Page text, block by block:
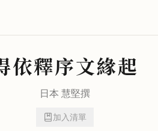
依釋序文緣起
日本 慧堅撰
加入清單